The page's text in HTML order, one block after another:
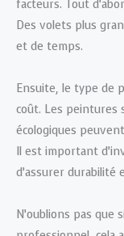
facteurs. Tout
Des volets plus
et de temps.
Ensuite, le type de
coût. Les peintures
écologiques
Il est important
d’assurer
N’oublions pas que